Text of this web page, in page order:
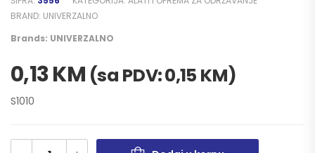
BRAND: UNIVERZALNO
Brands: UNIVERZALNO
0,13KM (sa PDV:0,15 KM)
S1010